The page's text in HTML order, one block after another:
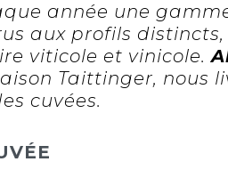
année une
aux profils
viticole et vinicole.
Taittinger, nous
cuvées.